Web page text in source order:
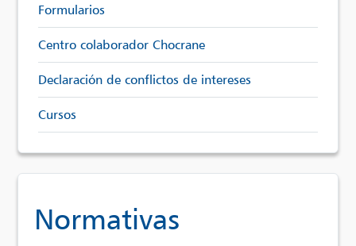
Formularios
Centro colaborador Chocrane
Declaración de conflictos de intereses
Cursos
Normativas